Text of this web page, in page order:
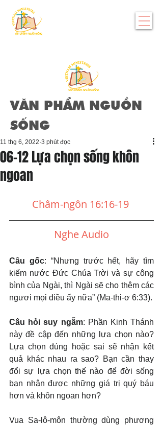
VĂN PHẨM NGUỒN
SỐNG
06-12 Lựa chọn sống khôn
ngoan
11 thg 6, 2022 3 phút đọc
Châm-ngôn 16:16-19
Nghe Audio
Câu gốc: “Nhưng trước hết, hãy tìm
kiếm nước Đức Chúa Trời và sự công
bình của Ngài, thì Ngài sẽ cho thêm các
ngươi mọi điều ấy nữa” (Ma-thi-ơ 6:33).
Câu hỏi suy ngẫm: Phần Kinh Thánh
này đề cập đến những lựa chọn nào?
Lựa chọn đúng hoặc sai sẽ nhận kết
quả khác nhau ra sao? Bạn cần thay
đổi sự lựa chọn thế nào để đời sống
bạn nhận được những giá trị quý báu
hơn và khôn ngoan hơn?
Vua Sa-lô-môn thường dùng phương